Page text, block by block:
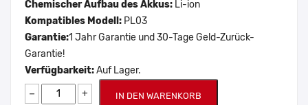
Chemischer Aufbau des Akkus: Li-ion
Kompatibles Modell: PL03
Garantie:1 Jahr Garantie und 30-Tage Geld-Zurück-
Garantie!
Verfügbarkeit:Auf Lager.
− + IN DEN WARENKORB